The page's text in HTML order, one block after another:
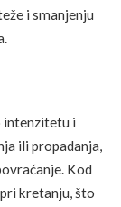
i smanjenju
intenzitetu i
ili propadanja,
Kod
kretanju, što